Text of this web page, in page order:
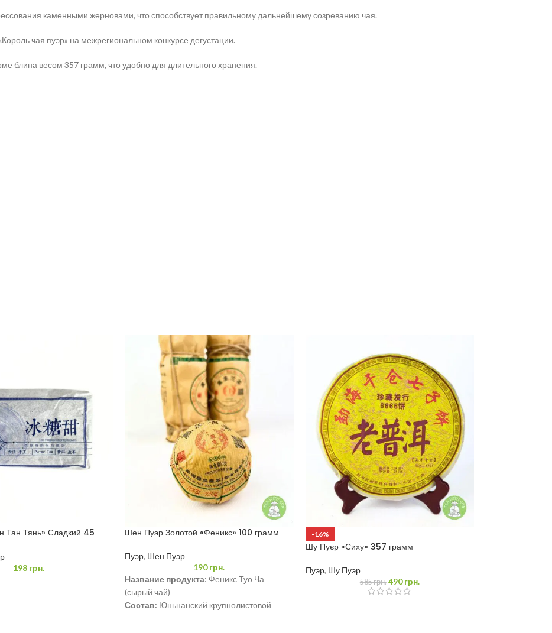
каменными жерновами, что способствует правильному дальнейшему созреванию чая.
чая пуэр» на межрегиональном конкурсе дегустации.
блина весом 357 грамм, что удобно для длительного хранения.
Тан Тянь» Сладкий 45
198грн.
Шен Пуэр Золотой «Феникс» 100 грамм
Пуэр, Шен Пуэр
190грн.
Название продукта: Феникс Туо Ча
(сырый чай)
Состав: Юньнанский крупнолистовой
-16%
Шу Пуєр «Сиху» 357 грамм
Пуэр, Шу Пуэр
585грн. 490грн.